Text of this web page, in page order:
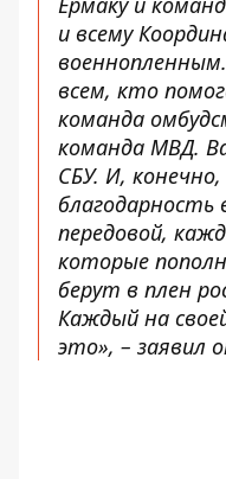
и всему
всем, кто
команда
команда МВД.
СБУ. И,
передовой,
которые
берут в плен
Каждый на
это», – заявил